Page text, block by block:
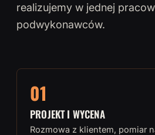
realizujemy w jednej
podwykonawców.
01
PROJEKT I WYCENA
Rozmowa z klientem, pomiar